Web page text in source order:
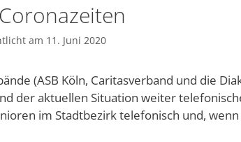
11. Juni 2020
(ASB Köln, Caritasverband und die
der aktuellen Situation weiter
im Stadtbezirk telefonisch und,